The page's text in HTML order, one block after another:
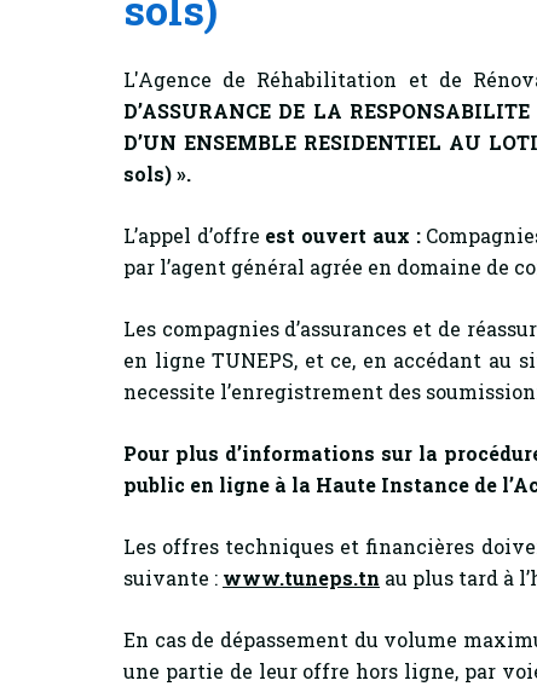
L'Agence de Réhabilitation et de
D’ASSURANCE DE LA
D’UN ENSEMBLE RESIDENTIEL AU
sols) ».
L’appel d’offre est ouvert aux :
par l’agent général agrée en domaine de
Les compagnies d’assurances et de
en ligne TUNEPS, et ce, en accédant au
necessite l’enregistrement des
Pour plus d’informations sur la
public en ligne à la Haute Instance de
Les offres techniques et financières
suivante : www.tuneps.tn au plus tard à
En cas de dépassement du volume
une partie de leur offre hors ligne, par